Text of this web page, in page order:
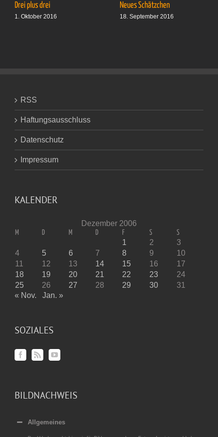
Drei plus drei
1. Oktober 2016
Neues Schätzchen
18. September 2016
RSS
Haftungsausschluss
Datenschutz
Impressum
KALENDER
Dezember 2006
M D M D F S S
1 2
3
4
5 6 7 8 9
10
11
12 13 14 15 16
17
18
19 20 21 22 23
24
25
26 27 28 29 30
31
« Nov.
Jan. »
SOZIALES
BILDNACHWEIS
Allgemeines